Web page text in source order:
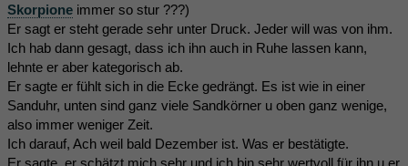
Skorpione immer so stur ???)
Er sagt er steht gerade sehr unter Druck. Jeder will was von ihm.
Ich hab dann gesagt, dass ich ihn auch in Ruhe lassen kann,
lehnte er aber kategorisch ab.
Er sagte er fühlt sich in die Ecke gedrängt. Es ist wie in einer
Sanduhr, unten sind ganz viele Sandkörner u oben ganz wenige,
also immer weniger Zeit.
Ich darauf, Ach weil bald Dezember ist. Was er bestätigte.